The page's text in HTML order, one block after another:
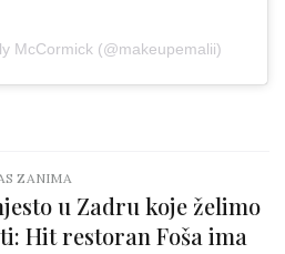
McCormick (@makeupemalii)
ZANIMA
u Zadru koje želimo
Hit restoran Foša ima